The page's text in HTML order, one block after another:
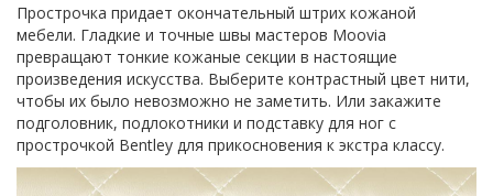
Прострочка придает окончательный штрих кожаной
мебели. Гладкие и точные швы мастеров Moovia
превращают тонкие кожаные секции в настоящие
произведения искусства. Выберите контрастный цвет нити,
чтобы их было невозможно не заметить. Или закажите
подголовник, подлокотники и подставку для ног с
прострочкой Bentley для прикосновения к экстра классу.